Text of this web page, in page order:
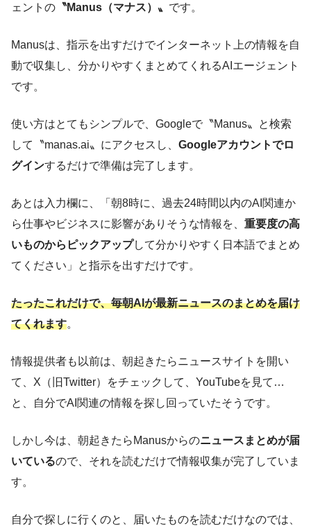
ェントの 〝Manus（マナス）〟 です。
Manusは、指示を出すだけでインターネット上の情報を自
動で収集し、分かりやすくまとめてくれるAIエージェント
です。
使い方はとてもシンプルで、Googleで〝Manus〟と検索
して〝manas.ai〟にアクセスし、 Googleアカウントでロ
グインするだけで準備は完了します。
あとは入力欄に、「朝8時に、過去24時間以内のAI関連か
ら仕事やビジネスに影響がありそうな情報を、 重要度の高
いものからピックアップして分かりやすく日本語でまとめ
てください」と指示を出すだけです。
たったこれだけで、毎朝AIが最新ニュースのまとめを届け
てくれます。
情報提供者も以前は、朝起きたらニュースサイトを開い
て、X（旧Twitter）をチェックして、YouTubeを見て…
と、自分でAI関連の情報を探し回っていたそうです。
しかし今は、朝起きたらManusからのニュースまとめが届
いているので、それを読むだけで情報収集が完了していま
す。
自分で探しに行くのと、届いたものを読むだけなのでは、